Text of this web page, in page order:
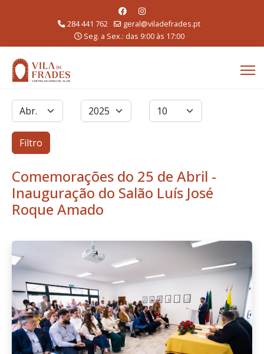
284 441 762
geral@viladefrades.pt
Seg. a Sex.: das 9:00 às 17:00
Filtros
Mês Ano Qtd. a exibir
Filtro
Comemorações do 25 de Abril -
Inauguração do Salão Luís José
Roque Amado